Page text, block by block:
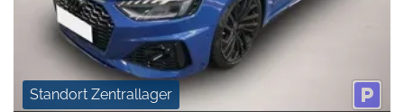
Standort Zentrallager